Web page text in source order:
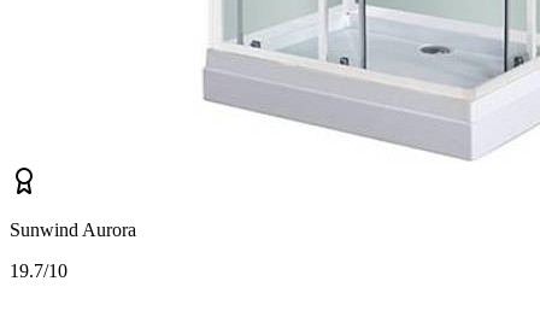
Sunwind Aurora
19.7/10